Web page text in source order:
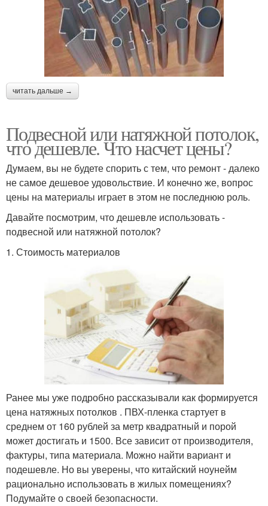
читать дальше →
Подвесной или натяжной потолок,
что дешевле. Что насчет цены?
Думаем, вы не будете спорить с тем, что ремонт - далеко
не самое дешевое удовольствие. И конечно же, вопрос
цены на материалы играет в этом не последнюю роль.
Давайте посмотрим, что дешевле использовать -
подвесной или натяжной потолок?
1. Стоимость материалов
Ранее мы уже подробно рассказывали как формируется
цена натяжных потолков . ПВХ-пленка стартует в
среднем от 160 рублей за метр квадратный и порой
может достигать и 1500. Все зависит от производителя,
фактуры, типа материала. Можно найти вариант и
подешевле. Но вы уверены, что китайский ноунейм
рационально использовать в жилых помещениях?
Подумайте о своей безопасности.